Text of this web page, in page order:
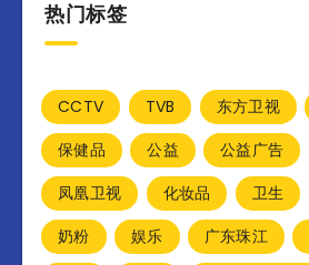
热门标签
CCTV TVB 东方卫视
保健品
公益 公益广告
凤凰卫视
化妆品 卫生
奶粉
娱乐 广东珠江